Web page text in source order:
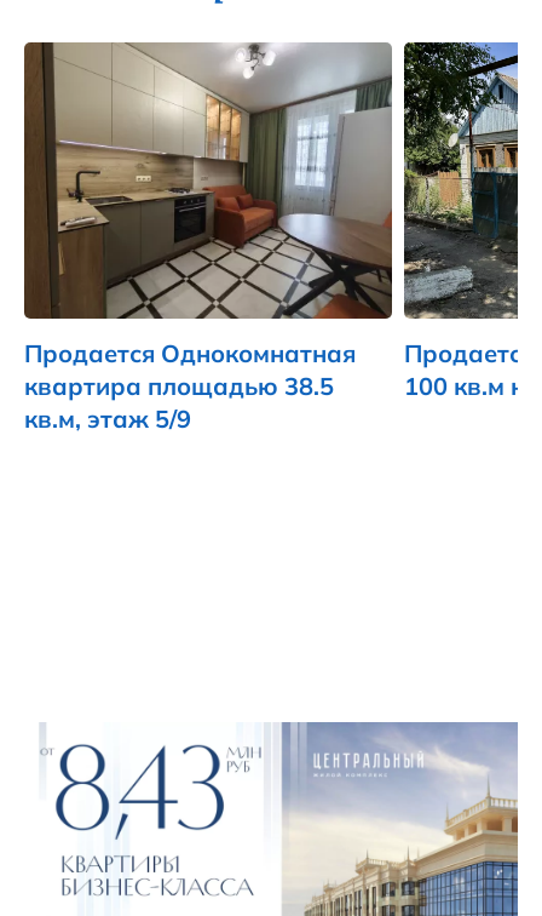
Продается Однокомнатная
квартира площадью 38.5
кв.м, этаж 5/9
100 кв.м